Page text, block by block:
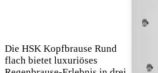
Die HSK Kopfbrause Rund
flach bietet luxuriöses